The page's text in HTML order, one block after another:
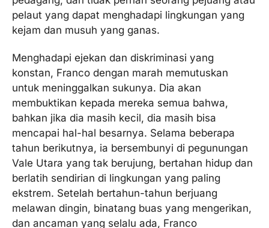
pelaut yang dapat menghadapi lingkungan yang
kejam dan musuh yang ganas.
Menghadapi ejekan dan diskriminasi yang
konstan, Franco dengan marah memutuskan
untuk meninggalkan sukunya. Dia akan
membuktikan kepada mereka semua bahwa,
bahkan jika dia masih kecil, dia masih bisa
mencapai hal-hal besarnya. Selama beberapa
tahun berikutnya, ia bersembunyi di pegunungan
Vale Utara yang tak berujung, bertahan hidup dan
berlatih sendirian di lingkungan yang paling
ekstrem. Setelah bertahun-tahun berjuang
melawan dingin, binatang buas yang mengerikan,
dan ancaman yang selalu ada, Franco